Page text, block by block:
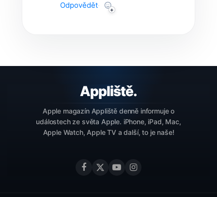
Odpovědět·
Apple magazín Appliště denně informuje o
událostech ze světa Apple. iPhone, iPad, Mac,
Apple Watch, Apple TV a další, to je naše!